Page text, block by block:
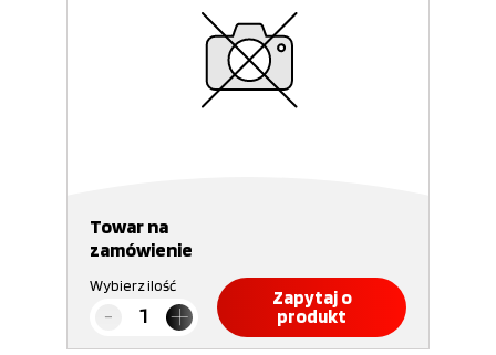
Towar na
zamówienie
Wybierz ilość
Zapytaj o
produkt